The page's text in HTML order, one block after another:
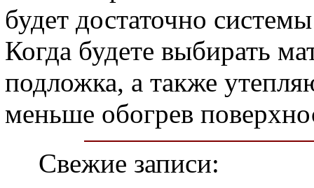
будет достаточно
Когда будете выбирать
подложка, а также
меньше обогрев
Свежие записи: